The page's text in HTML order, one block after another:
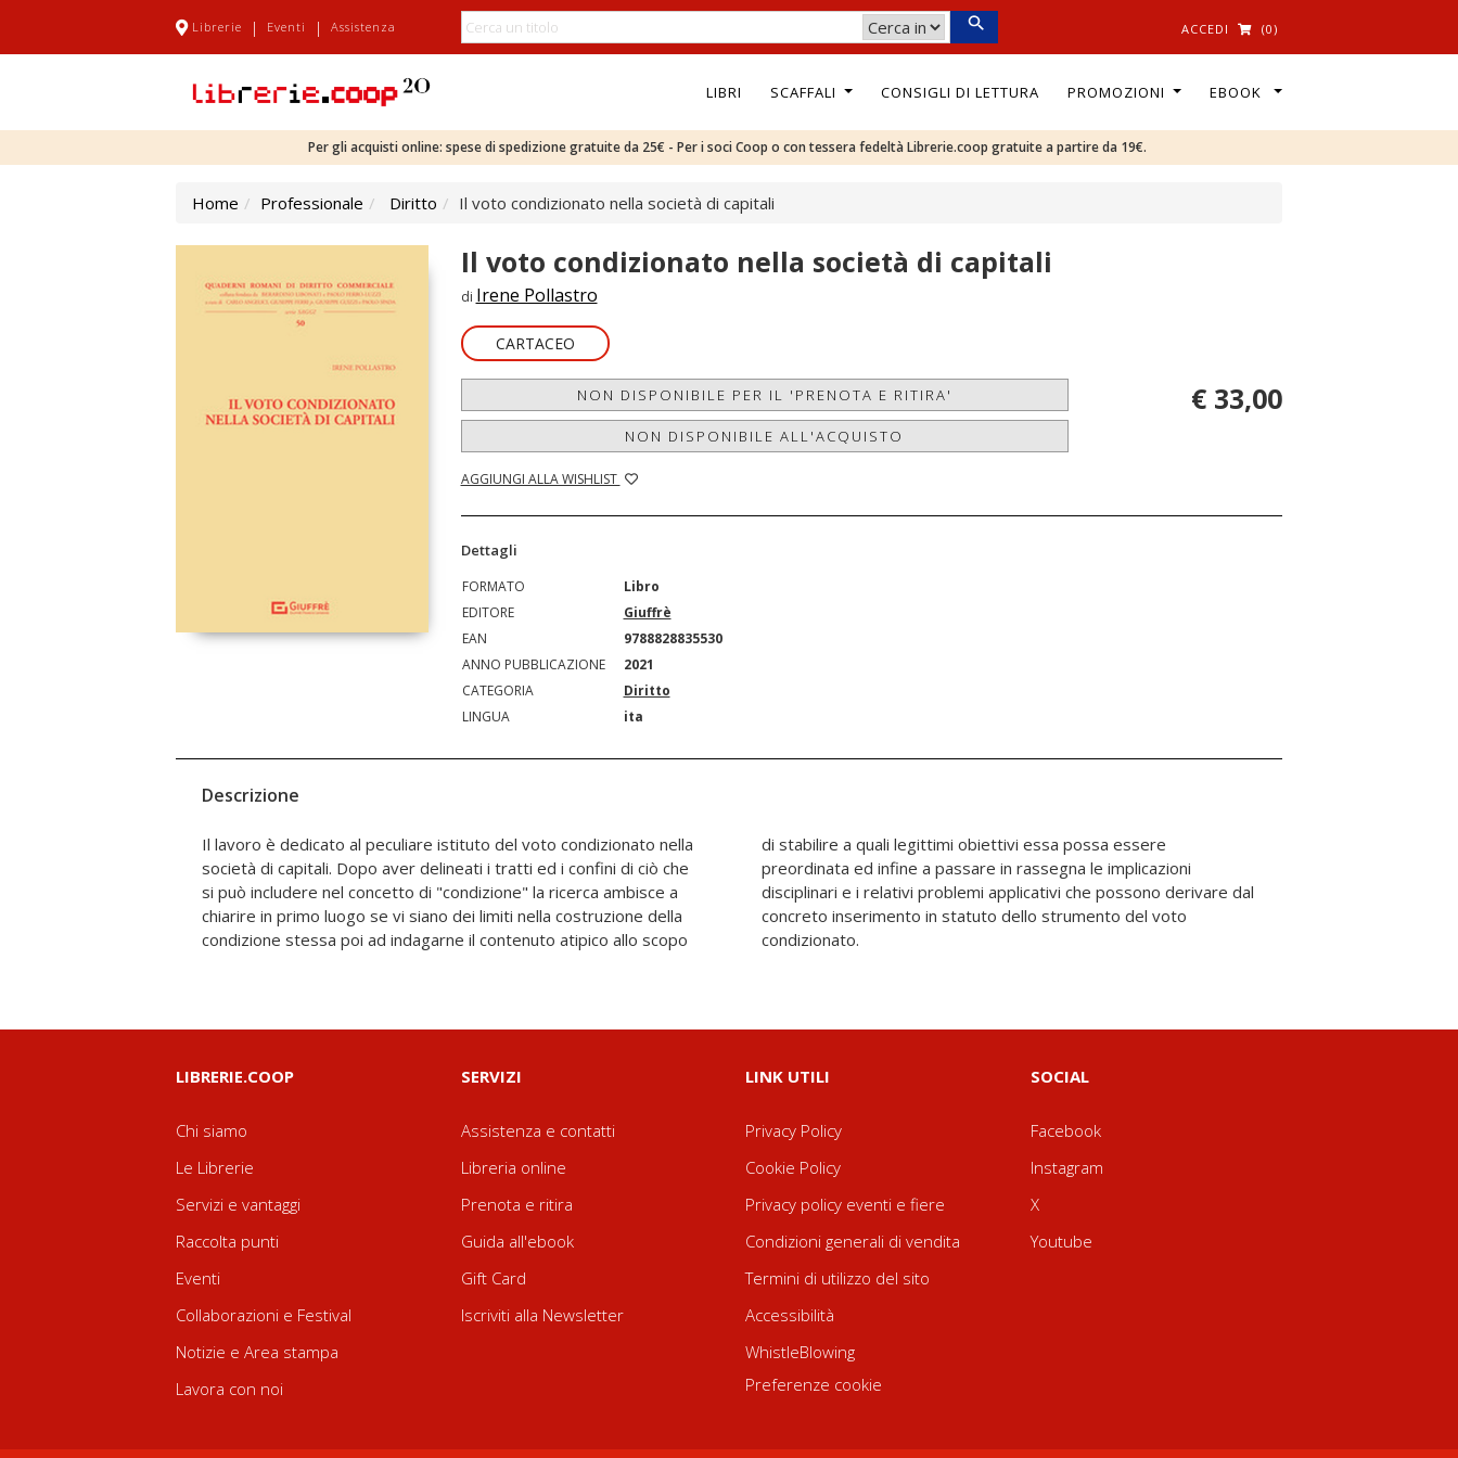
Librerie | Eventi | Assistenza ACCEDI (0)
LIBRI SCAFFALI CONSIGLI DI LETTURA PROMOZIONI EBOOK
Per gli acquisti online: spese di spedizione gratuite da 25€ - Per i soci Coop o con tessera fedeltà Librerie.coop gratuite a partire da 19€.
Home Professionale Diritto Il voto condizionato nella società di capitali
Il voto condizionato nella società di capitali
di Irene Pollastro
CARTACEO
NON DISPONIBILE PER IL 'PRENOTA E RITIRA'
NON DISPONIBILE ALL'ACQUISTO
AGGIUNGI ALLA WISHLIST
€ 33,00
Dettagli
FORMATO
Libro
EDITORE
Giuffrè
EAN
9788828835530
ANNO PUBBLICAZIONE
2021
CATEGORIA
Diritto
LINGUA
ita
Descrizione
Il lavoro è dedicato al peculiare istituto del voto condizionato nella
società di capitali. Dopo aver delineati i tratti ed i confini di ciò che
si può includere nel concetto di "condizione" la ricerca ambisce a
chiarire in primo luogo se vi siano dei limiti nella costruzione della
condizione stessa poi ad indagarne il contenuto atipico allo scopo
di stabilire a quali legittimi obiettivi essa possa essere
preordinata ed infine a passare in rassegna le implicazioni
disciplinari e i relativi problemi applicativi che possono derivare dal
concreto inserimento in statuto dello strumento del voto
condizionato.
LIBRERIE.COOP
Chi siamo
Le Librerie
Servizi e vantaggi
Raccolta punti
Eventi
Collaborazioni e Festival
Notizie e Area stampa
Lavora con noi
SERVIZI
Assistenza e contatti
Libreria online
Prenota e ritira
Guida all'ebook
Gift Card
Iscriviti alla Newsletter
LINK UTILI
Privacy Policy
Cookie Policy
Privacy policy eventi e fiere
Condizioni generali di vendita
Termini di utilizzo del sito
Accessibilità
WhistleBlowing
Preferenze cookie
SOCIAL
Facebook
Instagram
X
Youtube